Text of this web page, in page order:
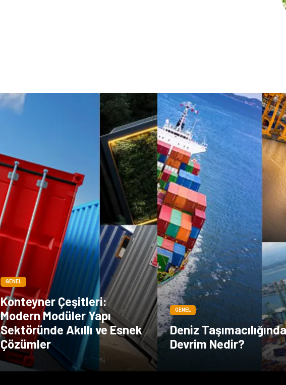
GENEL
Konteyner Çeşitleri:
Modern Modüler Yapı
Sektöründe Akıllı ve Esnek
Çözümler
GENEL
Deniz Taşımacılığında
Devrim Nedir?